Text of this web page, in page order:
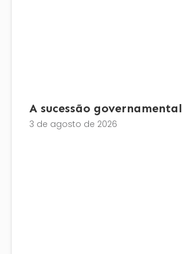
A sucessão governamental
3 de agosto de 2026